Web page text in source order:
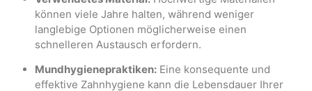
können viele Jahre halten, während weniger
langlebige Optionen möglicherweise einen
schnelleren Austausch erfordern.
Mundhygienepraktiken: Eine konsequente und
effektive Zahnhygiene kann die Lebensdauer Ihrer